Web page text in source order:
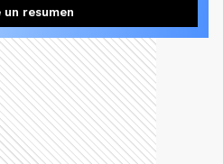
un resumen